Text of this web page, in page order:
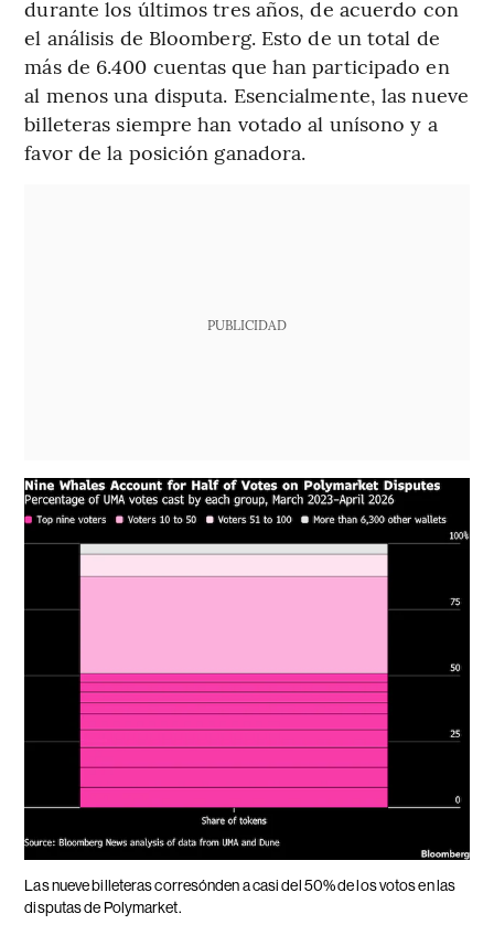
durante los últimos tres años, de acuerdo con
el análisis de Bloomberg. Esto de un total de
más de 6.400 cuentas que han participado en
al menos una disputa. Esencialmente, las nueve
billeteras siempre han votado al unísono y a
favor de la posición ganadora.
PUBLICIDAD
Las nueve billeteras corresónden a casi del 50% de los votos en las
disputas de Polymarket.